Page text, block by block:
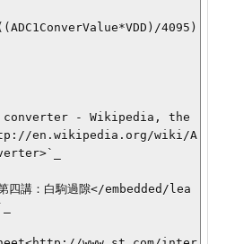
- Wikipedia, the
en.wikipedia.org/wiki/A
講：白駒過隙</embedded/lea